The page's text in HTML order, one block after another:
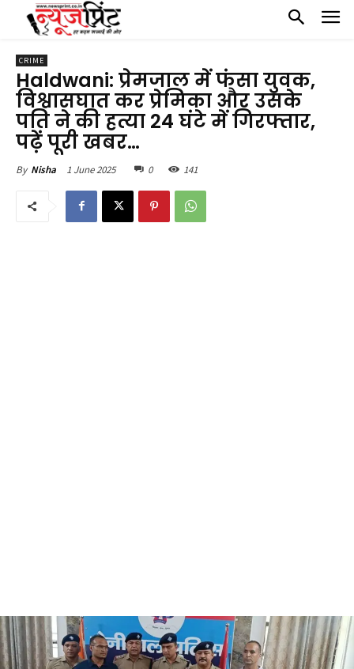
CRIME
Haldwani: प्रेमजाल में फंसा युवक,
विश्वासघात कर प्रेमिका और उसके
पति ने की हत्या 24 घंटे में गिरफ्तार,
पढ़ें पूरी खबर…
By Nisha 1 June 2025 0 141